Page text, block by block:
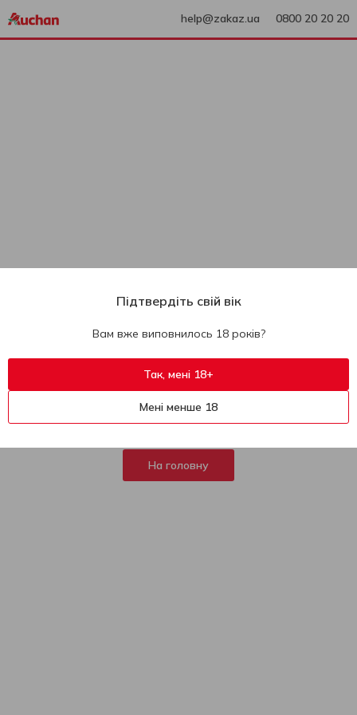
help@zakaz.ua 0800 20 20 20
404
На жаль, ця сторінка не
знайдена
На головну
Підтвердіть свій вік
Вам вже виповнилось 18 років?
Так, мені 18+
Мені менше 18